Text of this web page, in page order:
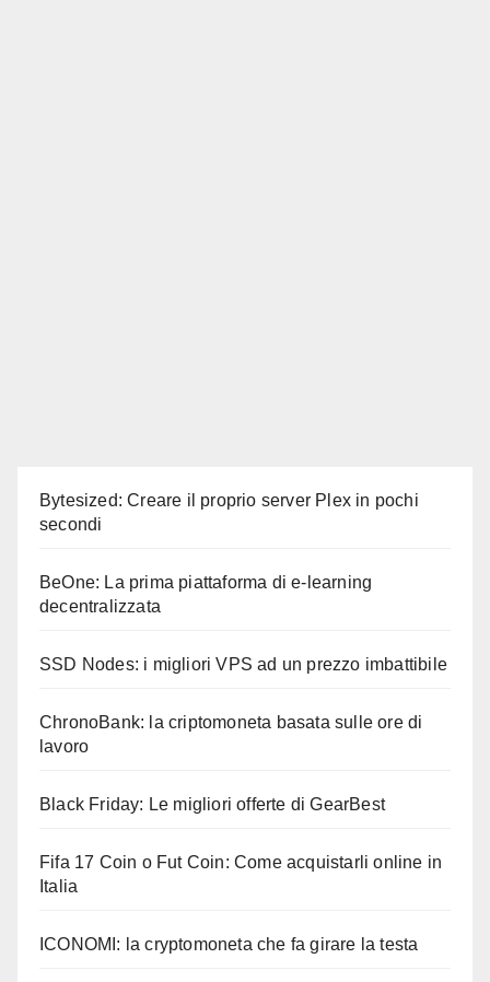
Bytesized: Creare il proprio server Plex in pochi
secondi
BeOne: La prima piattaforma di e-learning
decentralizzata
SSD Nodes: i migliori VPS ad un prezzo imbattibile
ChronoBank: la criptomoneta basata sulle ore di
lavoro
Black Friday: Le migliori offerte di GearBest
Fifa 17 Coin o Fut Coin: Come acquistarli online in
Italia
ICONOMI: la cryptomoneta che fa girare la testa